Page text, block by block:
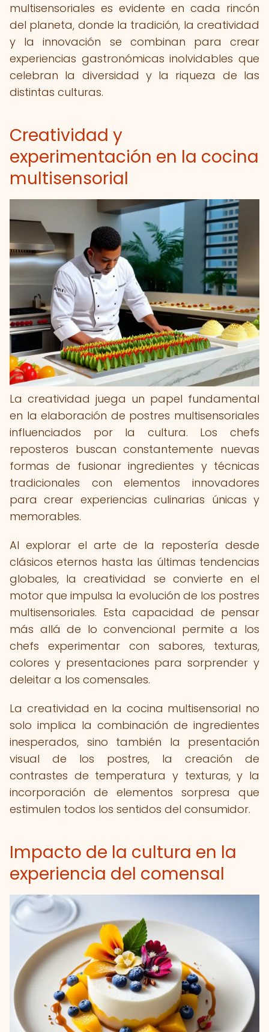
multisensoriales es evidente en cada rincón
del planeta, donde la tradición, la creatividad
y la innovación se combinan para crear
experiencias gastronómicas inolvidables que
celebran la diversidad y la riqueza de las
distintas culturas.
Creatividad y
experimentación en la cocina
multisensorial
La creatividad juega un papel fundamental
en la elaboración de postres multisensoriales
influenciados por la cultura. Los chefs
reposteros buscan constantemente nuevas
formas de fusionar ingredientes y técnicas
tradicionales con elementos innovadores
para crear experiencias culinarias únicas y
memorables.
Al explorar el arte de la repostería desde
clásicos eternos hasta las últimas tendencias
globales, la creatividad se convierte en el
motor que impulsa la evolución de los postres
multisensoriales. Esta capacidad de pensar
más allá de lo convencional permite a los
chefs experimentar con sabores, texturas,
colores y presentaciones para sorprender y
deleitar a los comensales.
La creatividad en la cocina multisensorial no
solo implica la combinación de ingredientes
inesperados, sino también la presentación
visual de los postres, la creación de
contrastes de temperatura y texturas, y la
incorporación de elementos sorpresa que
estimulen todos los sentidos del consumidor.
Impacto de la cultura en la
experiencia del comensal